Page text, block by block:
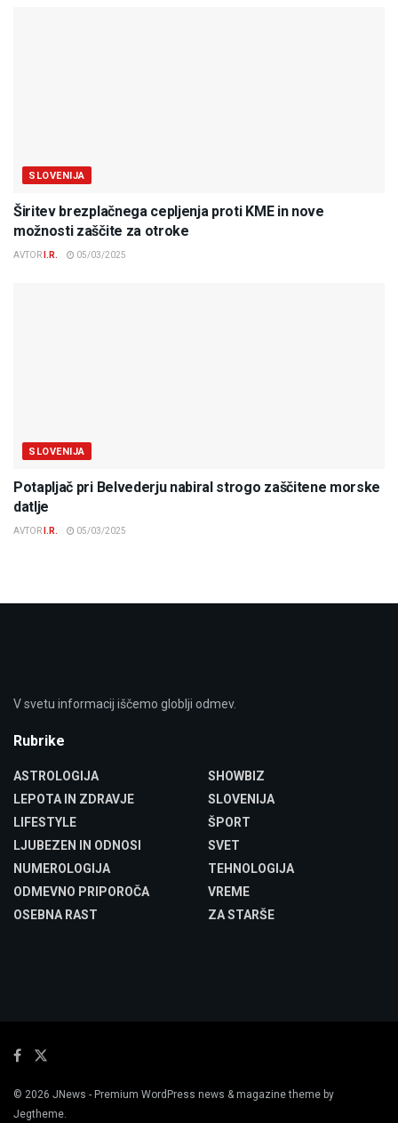
SLOVENIJA
Širitev brezplačnega cepljenja proti KME in nove
možnosti zaščite za otroke
AVTOR I.R. 05/03/2025
SLOVENIJA
Potapljač pri Belvederju nabiral strogo zaščitene morske
datlje
AVTOR I.R. 05/03/2025
V svetu informacij iščemo globlji odmev.
Rubrike
ASTROLOGIJA
LEPOTA IN ZDRAVJE
LIFESTYLE
LJUBEZEN IN ODNOSI
NUMEROLOGIJA
ODMEVNO PRIPOROČA
OSEBNA RAST
SHOWBIZ
SLOVENIJA
ŠPORT
SVET
TEHNOLOGIJA
VREME
ZA STARŠE
© 2026 JNews - Premium WordPress news & magazine theme by
Jegtheme.